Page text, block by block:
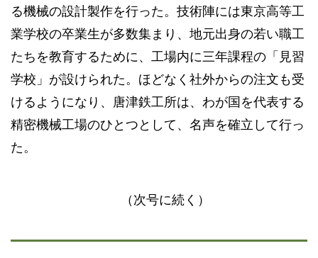
る機械の設計製作を行った。技術陣には東京高等工
業学校の卒業生が多数集まり、地元出身の若い職工
たちを教育するために、工場内に三年課程の「見習
学校」が設けられた。ほどなく社外からの注文も受
けるようになり、唐津鉄工所は、わが国を代表する
精密機械工場のひとつとして、名声を確立して行っ
た。
（次号に続く）